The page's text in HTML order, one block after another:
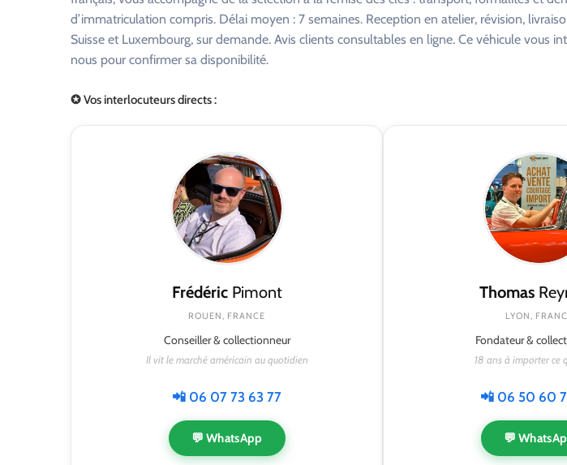
d’immatriculation compris. Délai moyen : 7 semaines. Reception en atelier, révision,
Suisse et Luxembourg, sur demande. Avis clients consultables en ligne. Ce véhicule vous
nous pour confirmer sa disponibilité.
✪ Vos interlocuteurs directs :
FrédéricPimont
ROUEN, FRANCE
Conseiller & collectionneur
Il vit le marché américain au quotidien
📲 06 07 73 63 77
💬 WhatsApp
Thomas
LYON,
Fondateur &
18 ans à importer ce
📲 06 50 60
💬